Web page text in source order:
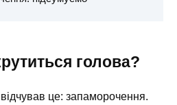
голова?
це: запаморочення.